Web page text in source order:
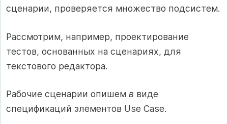
сценарии, проверяется множество подсистем.
Рассмотрим, например, проектирование
тестов, основанных на сценариях, для
текстового редактора.
Рабочие сценарии опишем в виде
спецификаций элементов Use Case.